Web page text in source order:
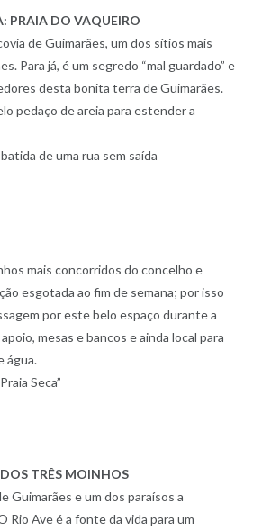
PRAIA DO VAQUEIRO
de Guimarães, um dos sítios mais
Para já, é um segredo “mal guardado” e
desta bonita terra de Guimarães.
pedaço de areia para estender a
de uma rua sem saída
mais concorridos do concelho e
esgotada ao fim de semana; por isso
por este belo espaço durante a
mesas e bancos e ainda local para
água.
Seca”
TRÊS MOINHOS
Guimarães e um dos paraísos a
Rio Ave é a fonte da vida para um